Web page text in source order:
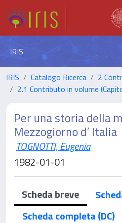
IRIS
IRIS Catalogo Ricerca
2
2.1 Contributo in volume
Per una storia della
Mezzogiorno d’ Italia
TOGNOTTI, Eugenia
1982-01-01
Scheda breve
Scheda completa (DC)